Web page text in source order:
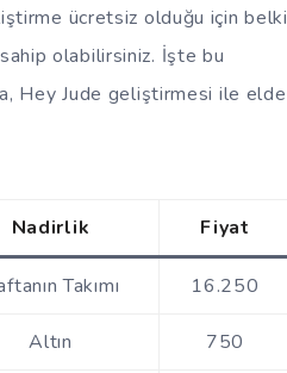
ücretsiz olduğu için belki
olabilirsiniz. İşte bu
Hey Jude geliştirmesi ile elde
Nadirlik Fiyat
Takımı 16.250
Altın 750